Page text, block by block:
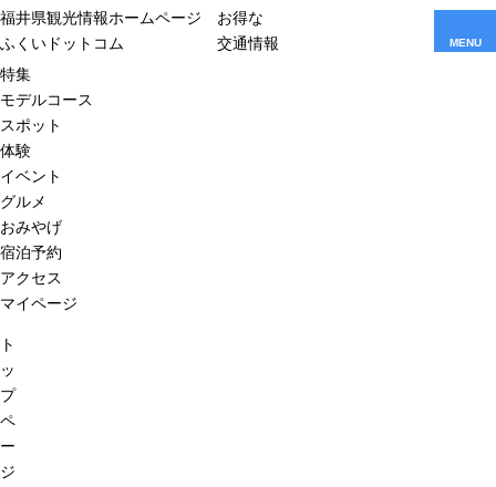
福井県観光情報ホームページ
ふくいドットコム
お得な
交通情報
MENU
特集
モデルコース
スポット
体験
イベント
グルメ
おみやげ
宿泊予約
アクセス
マイページ
ト
ッ
プ
ペ
ー
ジ